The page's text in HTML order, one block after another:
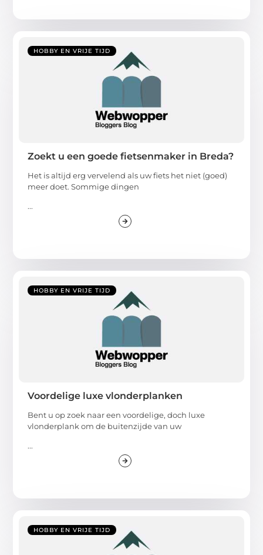
HOBBY EN VRIJE TIJD
Zoekt u een goede fietsenmaker in Breda?
Het is altijd erg vervelend als uw fiets het niet (goed)
meer doet. Sommige dingen
...
HOBBY EN VRIJE TIJD
Voordelige luxe vlonderplanken
Bent u op zoek naar een voordelige, doch luxe
vlonderplank om de buitenzijde van uw
...
HOBBY EN VRIJE TIJD